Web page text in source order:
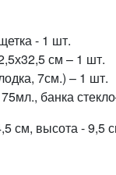
- 1 шт.
см – 1 шт.
7см.) – 1 шт.
банка
см, высота - 9,5